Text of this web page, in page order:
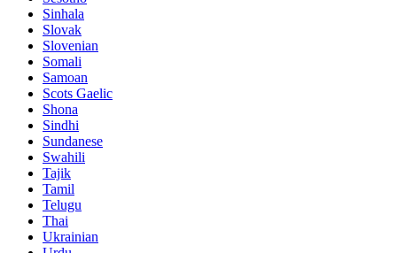
Sinhala
Slovak
Slovenian
Somali
Samoan
Scots Gaelic
Shona
Sindhi
Sundanese
Swahili
Tajik
Tamil
Telugu
Thai
Ukrainian